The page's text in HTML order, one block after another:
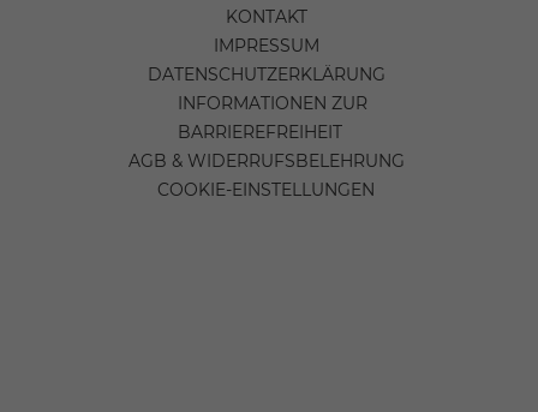
KONTAKT
IMPRESSUM
DATENSCHUTZERKLÄRUNG
INFORMATIONEN ZUR
BARRIEREFREIHEIT
AGB & WIDERRUFSBELEHRUNG
COOKIE-EINSTELLUNGEN